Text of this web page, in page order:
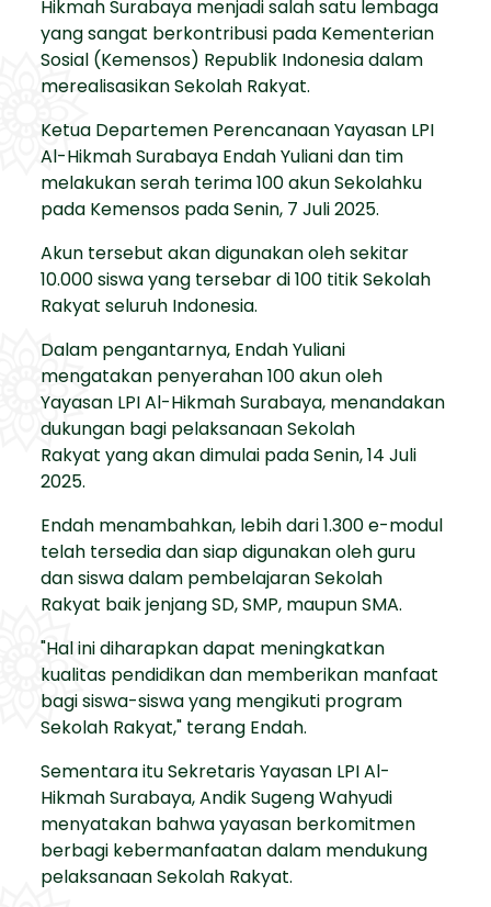
Hikmah Surabaya menjadi salah satu lembaga
yang sangat berkontribusi pada Kementerian
Sosial (Kemensos) Republik Indonesia dalam
merealisasikan Sekolah Rakyat.
Ketua Departemen Perencanaan Yayasan LPI
Al-Hikmah Surabaya Endah Yuliani dan tim
melakukan serah terima 100 akun Sekolahku
pada Kemensos pada Senin, 7 Juli 2025.
Akun tersebut akan digunakan oleh sekitar
10.000 siswa yang tersebar di 100 titik Sekolah
Rakyat seluruh Indonesia.
Dalam pengantarnya, Endah Yuliani
mengatakan penyerahan 100 akun oleh
Yayasan LPI Al-Hikmah Surabaya, menandakan
dukungan bagi pelaksanaan Sekolah
Rakyat yang akan dimulai pada Senin, 14 Juli
2025.
Endah menambahkan, lebih dari 1.300 e-modul
telah tersedia dan siap digunakan oleh guru
dan siswa dalam pembelajaran Sekolah
Rakyat baik jenjang SD, SMP, maupun SMA.
"Hal ini diharapkan dapat meningkatkan
kualitas pendidikan dan memberikan manfaat
bagi siswa-siswa yang mengikuti program
Sekolah Rakyat," terang Endah.
Sementara itu Sekretaris Yayasan LPI Al-
Hikmah Surabaya, Andik Sugeng Wahyudi
menyatakan bahwa yayasan berkomitmen
berbagi kebermanfaatan dalam mendukung
pelaksanaan Sekolah Rakyat.